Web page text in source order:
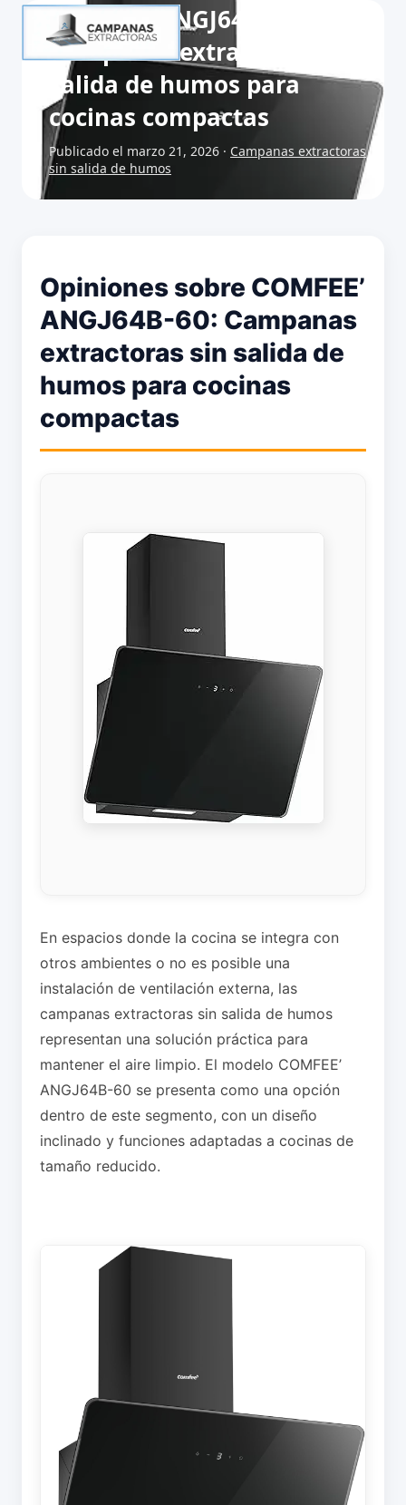
COMFEE’ ANGJ64B-60:
Campanas extractoras sin
salida de humos para
cocinas compactas
Publicado el marzo 21, 2026 · Campanas extractoras
sin salida de humos
Opiniones sobre COMFEE’
ANGJ64B-60: Campanas
extractoras sin salida de
humos para cocinas
compactas
En espacios donde la cocina se integra con
otros ambientes o no es posible una
instalación de ventilación externa, las
campanas extractoras sin salida de humos
representan una solución práctica para
mantener el aire limpio. El modelo COMFEE’
ANGJ64B-60 se presenta como una opción
dentro de este segmento, con un diseño
inclinado y funciones adaptadas a cocinas de
tamaño reducido.